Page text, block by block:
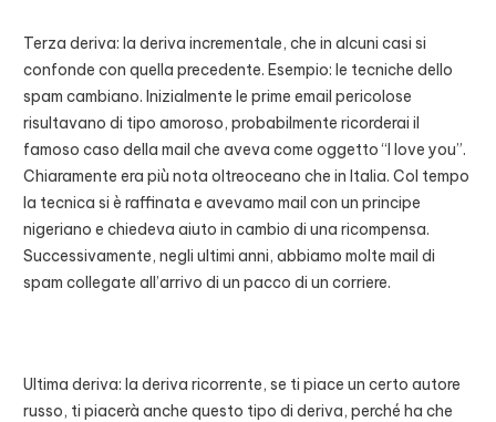
Terza deriva: la deriva incrementale, che in alcuni casi si
confonde con quella precedente. Esempio: le tecniche dello
spam cambiano. Inizialmente le prime email pericolose
risultavano di tipo amoroso, probabilmente ricorderai il
famoso caso della mail che aveva come oggetto “I love you”.
Chiaramente era più nota oltreoceano che in Italia. Col tempo
la tecnica si è raffinata e avevamo mail con un principe
nigeriano e chiedeva aiuto in cambio di una ricompensa.
Successivamente, negli ultimi anni, abbiamo molte mail di
spam collegate all’arrivo di un pacco di un corriere.
Ultima deriva: la deriva ricorrente, se ti piace un certo autore
russo, ti piacerà anche questo tipo di deriva, perché ha che